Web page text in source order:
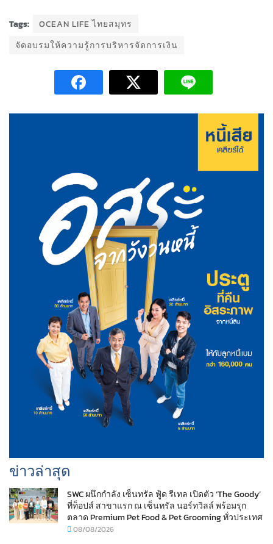
Tags:
OCEAN LIFE ไทยสมุทร
จัดอบรมให้ความรู้การบริหารจัดการเงิน
ข่าวล่าสุด
SWC ผนึกกำลัง เซ็นทรัล ฟู้ด รีเทล เปิดตัว ‘The Goody’
ที่ท็อปส์ สาขาแรก ณ เซ็นทรัล นอร์ทวิลล์ พร้อมรุก
ตลาด Premium Pet Food & Pet Grooming ทั่วประเทศ
08/08/2026